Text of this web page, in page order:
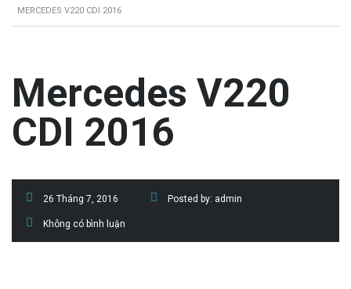
MERCEDES V220 CDI 2016
Mercedes V220
CDI 2016
26 Tháng 7, 2016 Posted by: admin
Không có bình luận